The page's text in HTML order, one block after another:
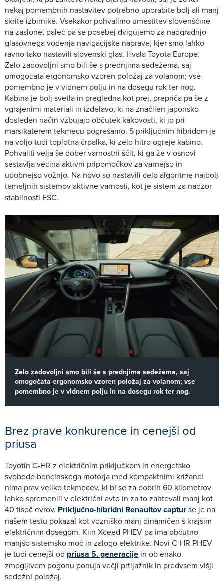
nekaj pomembnih nastavitev potrebno uporabite bolj ali manj
skrite izbirnike. Vsekakor pohvalimo umestitev slovenščine
na zaslone, palec pa še posebej dvigujemo za nadgradnjo
glasovnega vodenja navigacijske naprave, kjer smo lahko
ravno tako nastavili slovenski glas. Hvala Toyota Europe.
Zelo zadovoljni smo bili še s prednjima sedežema, saj
omogočata ergonomsko vzoren položaj za volanom; vse
pomembno je v vidnem polju in na dosegu rok ter nog.
Kabina je bolj svetla in pregledna kot prej, prepriča pa še z
vgrajenimi materiali in izdelavo, ki na značilen japonsko
dosleden način vzbujajo občutek kakovosti, ki jo pri
marsikaterem tekmecu pogrešamo. S priključnim hibridom je
na voljo tudi toplotna črpalka, ki zelo hitro ogreje kabino.
Pohvaliti velja še dober varnostni ščit, ki ga že v osnovi
sestavlja večina aktivni pripomočkov za varnejšo in
udobnejšo vožnjo. Na novo so nastavili celo algoritme najbolj
temeljnih sistemov aktivne varnosti, kot je sistem za nadzor
stabilnosti ESC.
Zelo zadovoljni smo bili še s prednjima sedežema, saj
omogočata ergonomsko vzoren položaj za volanom; vse
pomembno je v vidnem polju in na dosegu rok ter nog.
Brez prave konkurence in cenejši od
priusa
Toyotin C-HR z električnim priključkom in energetsko
svobodo bencinskega motorja med kompaktnimi križanci
nima prav veliko tekmecev, ki bi se za dobrih 60 kilometrov
lahko spremenili v električni avto in za to zahtevali manj kot
40 tisoč evrov. Priključno-hibridni Renaultov capturse je na
našem testu pokazal kot vozniško manj dinamičen s krajšim
električnim dosegom. Kiin Xceed PHEV pa ima občutno
manjšo sistemsko moč in zalogo elektrike. Novi C-HR PHEV
je tudi cenejši od priusa 5. generacije in ob enako
zmogljivem pogonu ponuja večji prtljažnik in predvsem višji
sedežni položaj.